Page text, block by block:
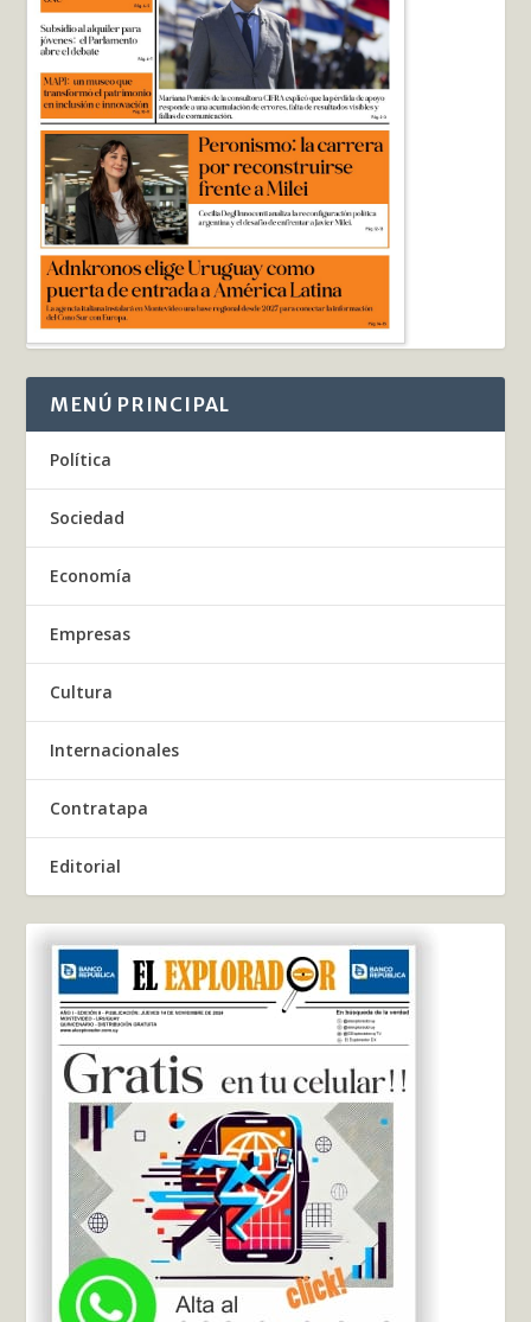
MENÚ PRINCIPAL
Política
Sociedad
Economía
Empresas
Cultura
Internacionales
Contratapa
Editorial